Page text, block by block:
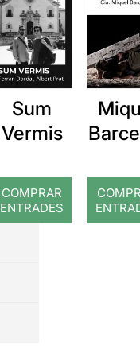
Sum
Vermis
COMPRAR
ENTRADES